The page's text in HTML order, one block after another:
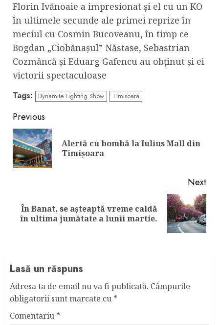
Florin Ivănoaie a impresionat și el cu un KO
în ultimele secunde ale primei reprize în
meciul cu Cosmin Bucoveanu, în timp ce
Bogdan „Ciobănașul” Năstase, Sebastrian
Cozmâncă și Eduarg Gafencu au obținut și ei
victorii spectaculoase
Tags: Dynamite Fighting Show Timisoara
Continue
Reading
Previous
Alertă cu bombă la Iulius Mall din
Timișoara
Next
Next
post:
În Banat, se așteaptă vreme caldă
în ultima jumătate a lunii martie.
Lasă un răspuns
Adresa ta de email nu va fi publicată. Câmpurile
obligatorii sunt marcate cu *
Comentariu *